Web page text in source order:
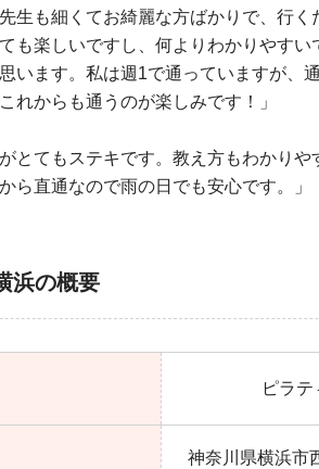
生も細くてお綺麗な方ばかりで、行
も楽しいですし、何よりわかりやす
います。私は週1で通っていますが、
れからも通うのが楽しみです！」
とてもステキです。教え方もわかり
ら直通なので雨の日でも安心です。」
浜の概要
ピラ
神奈川県横浜市